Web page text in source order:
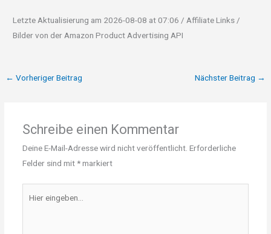
Letzte Aktualisierung am 2026-08-08 at 07:06 / Affiliate Links /
Bilder von der Amazon Product Advertising API
← Vorheriger Beitrag Nächster Beitrag →
Schreibe einen Kommentar
Deine E-Mail-Adresse wird nicht veröffentlicht. Erforderliche
Felder sind mit*markiert
eingeben…